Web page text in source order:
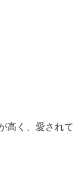
高く、愛されて